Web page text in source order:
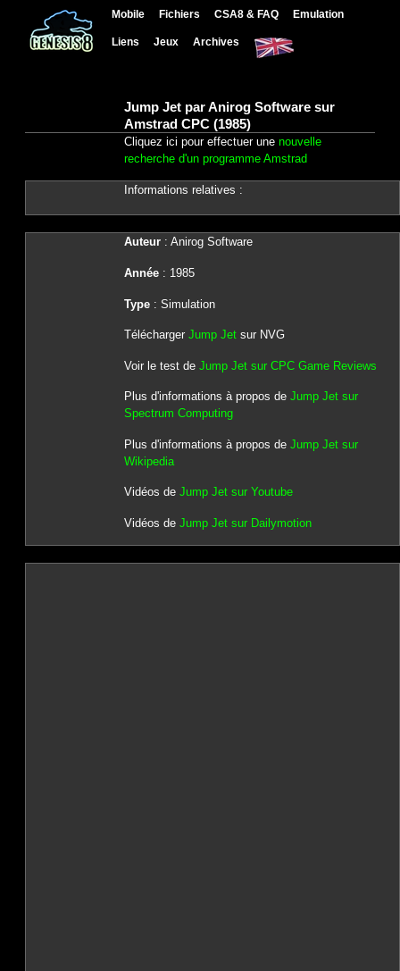
Mobile Fichiers CSA8 & FAQ Emulation
Liens Jeux Archives
Jump Jet par Anirog Software sur
Amstrad CPC (1985)
Cliquez ici pour effectuer une nouvelle
recherche d'un programme Amstrad
Informations relatives :
Auteur: Anirog Software
Année: 1985
Type: Simulation
Télécharger Jump Jetsur NVG
Voir le test de Jump Jet sur CPC Game Reviews
Plus d'informations à propos de Jump Jet sur
Spectrum Computing
Plus d'informations à propos de Jump Jet sur
Wikipedia
Vidéos de Jump Jet sur Youtube
Vidéos de Jump Jet sur Dailymotion